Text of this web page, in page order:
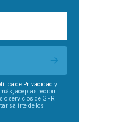
de Privacidad y
aceptas recibir
o servicios de GFR
salirte de los